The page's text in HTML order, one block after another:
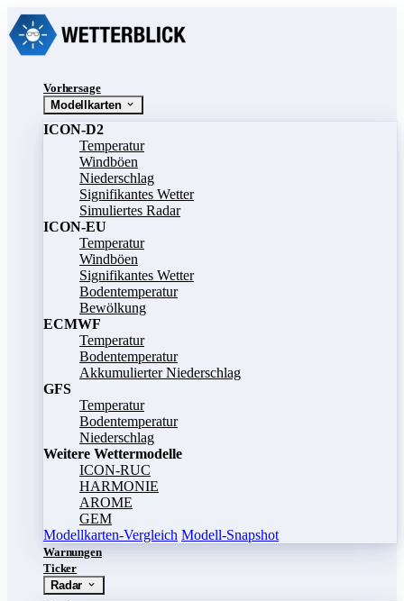
Vorhersage
Modellkarten
ICON-D2
Temperatur
Windböen
Niederschlag
Signifikantes Wetter
Simuliertes Radar
ICON-EU
Temperatur
Windböen
Signifikantes Wetter
Bodentemperatur
Bewölkung
ECMWF
Temperatur
Bodentemperatur
Akkumulierter Niederschlag
GFS
Temperatur
Bodentemperatur
Niederschlag
Weitere Wettermodelle
ICON-RUC
HARMONIE
AROME
GEM
Modellkarten-Vergleich Modell-Snapshot
Warnungen
Ticker
Radar